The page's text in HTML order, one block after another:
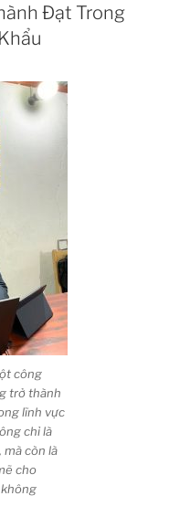
Đạt Trong
công
trở thành
lĩnh vực
chỉ là
mà còn là
cho